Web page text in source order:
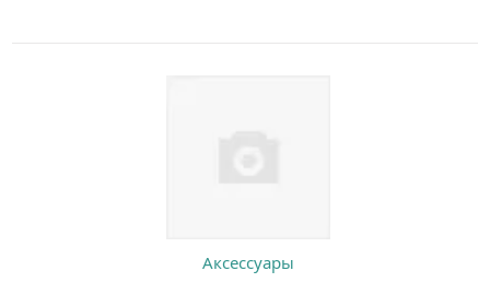
Аксессуары